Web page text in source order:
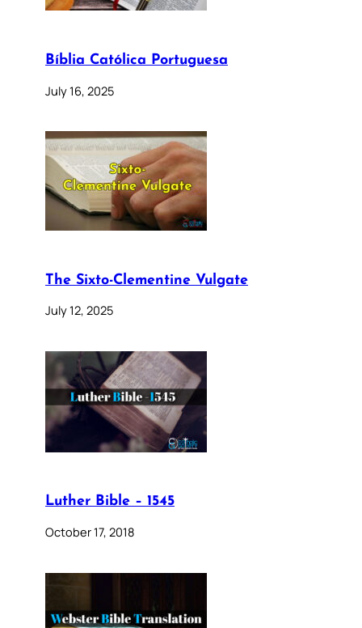
Bíblia Católica Portuguesa
July 16, 2025
The Sixto-Clementine Vulgate
July 12, 2025
Luther Bible – 1545
October 17, 2018